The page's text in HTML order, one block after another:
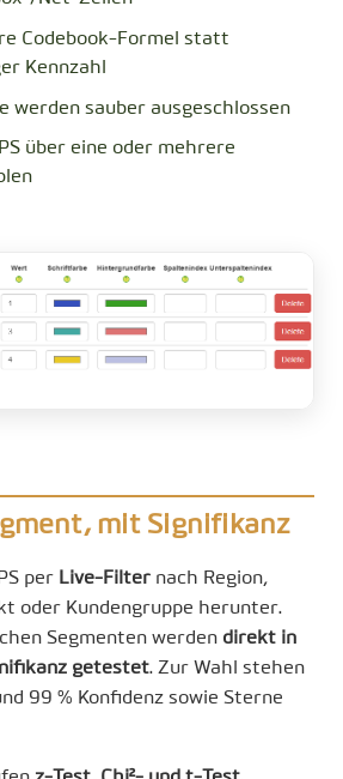
Codebook-Formel statt
Kennzahl
werden sauber ausgeschlossen
über eine oder mehrere
mit Signifikanz
per Live-Filter nach Region,
oder Kundengruppe herunter.
Segmenten werden direkt in
getestet. Zur Wahl stehen
99 % Konfidenz sowie Sterne